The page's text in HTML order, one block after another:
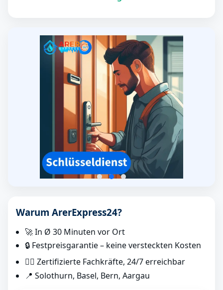
Warum ArerExpress24?
🚀 In Ø 30 Minuten vor Ort
🔒 Festpreisgarantie – keine versteckten Kosten
👷‍♂️ Zertifizierte Fachkräfte, 24/7 erreichbar
📍 Solothurn, Basel, Bern, Aargau